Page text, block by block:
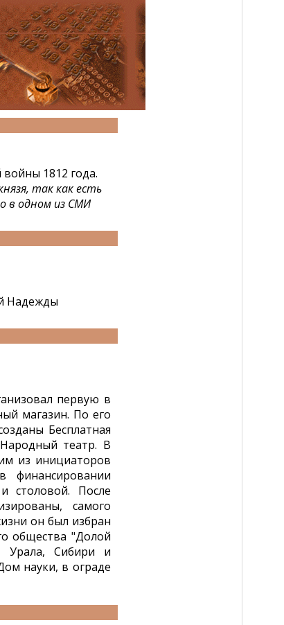
1812 года.
так как есть
в одном из СМИ
Надежды
первую в
магазин. По его
Бесплатная
театр. В
из инициаторов
финансировании
столовой. После
самого
он был избран
общества "Долой
Урала, Сибири и
науки, в ограде